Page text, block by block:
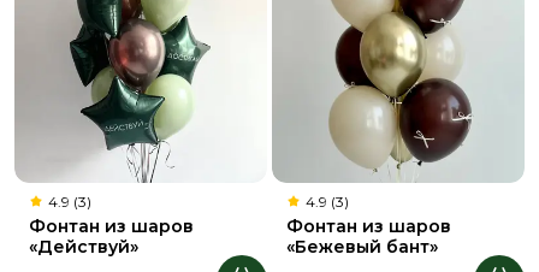
4.9 (3)
Фонтан из шаров
«Действуй»
4.9 (3)
Фонтан из шаров
«Бежевый бант»